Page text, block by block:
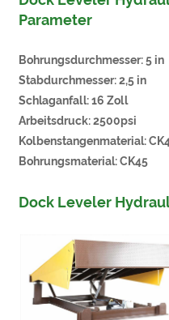
Parameter
Bohrungsdurchmesser: 5 in
Stabdurchmesser: 2,5 in
Schlaganfall: 16 Zoll
Arbeitsdruck: 2500psi
Kolbenstangenmaterial:
Bohrungsmaterial: CK45
Dock Leveler